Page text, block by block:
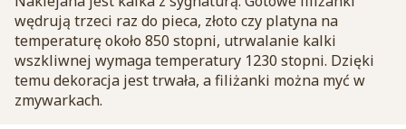
wędrują trzeci raz do pieca, złoto czy platyna na
temperaturę około 850 stopni, utrwalanie kalki
wszkliwnej wymaga temperatury 1230 stopni. Dzięki
temu dekoracja jest trwała, a filiżanki można myć w
zmywarkach.